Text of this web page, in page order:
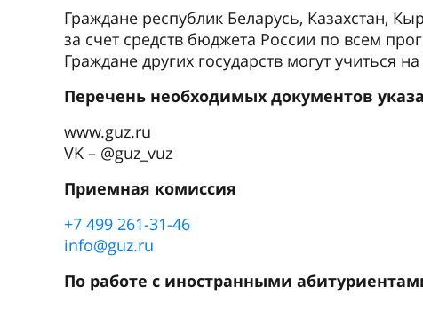
Граждане республик Беларусь, Казахстан,
за счет средств бюджета России по всем
Граждане других государств могут учиться
Перечень необходимых документов
www.guz.ru
VK – @guz_vuz
Приемная комиссия
+7 499 261-31-46
info@guz.ru
По работе с иностранными